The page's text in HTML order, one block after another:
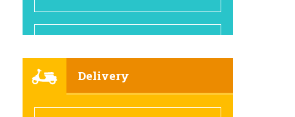
Cafés
Delivery